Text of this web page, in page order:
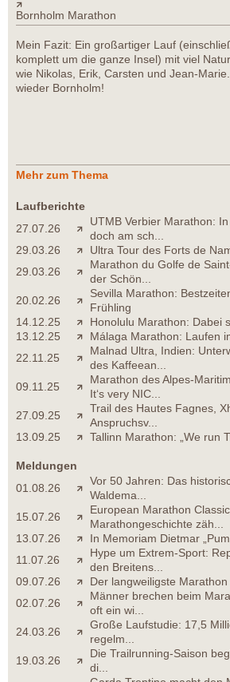
Bornholm Marathon
Mein Fazit: Ein großartiger Lauf
komplett um die ganze Insel) mit viel
wie Nikolas, Erik, Carsten und Jean-
wieder Bornholm!
Mehr zum Thema
Laufberichte
27.07.26
UTMB Verbier Marathon:
doch am sch...
29.03.26
Ultra Tour des Forts de
29.03.26
Marathon du Golfe de
der Schön...
20.02.26
Sevilla Marathon:
Frühling
14.12.25
Honolulu Marathon: Dabei
13.12.25
Málaga Marathon: Laufen
22.11.25
Malnad Ultra, Indien:
des Kaffeean...
09.11.25
Marathon des Alpes-
It‘s very NIC...
27.09.25
Trail des Hautes Fagnes,
Anspruchsv...
13.09.25
Tallinn Marathon: „We run
Meldungen
01.08.26
Vor 50 Jahren: Das
Waldema...
15.07.26
European Marathon
Marathongeschichte zäh...
13.07.26
In Memoriam Dietmar
11.07.26
Hype um Extrem-Sport:
den Breitens...
09.07.26
Der langweiligste
02.07.26
Männer brechen beim
oft ein wi...
24.03.26
Große Laufstudie: 17,5
regelm...
19.03.26
Die Trailrunning-Saison
di...